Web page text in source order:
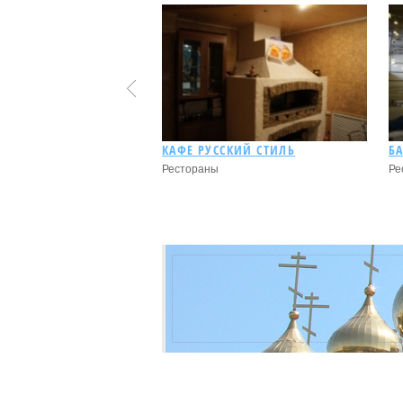
КАФЕ РУССКИЙ СТИЛЬ
Рестораны
КАФЕ РУССКИЙ СТИЛЬ
Адрес: